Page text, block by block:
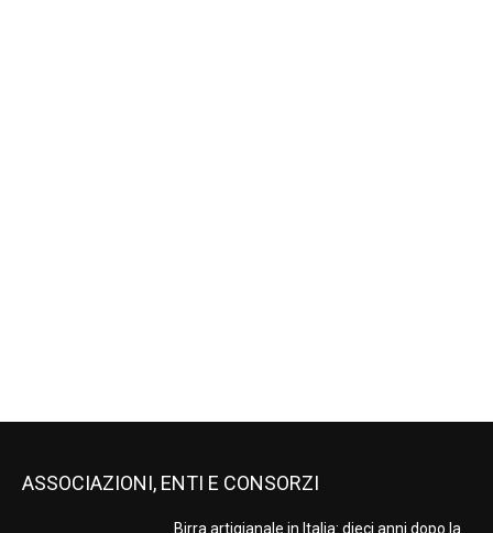
ASSOCIAZIONI, ENTI E CONSORZI
Birra artigianale in Italia: dieci anni dopo la